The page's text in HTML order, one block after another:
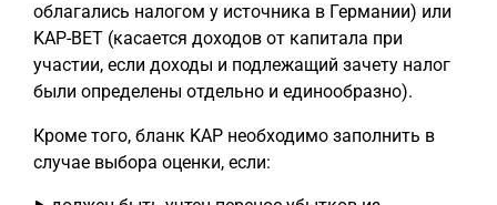
облагались налогом у источника в Германии) или
KAP-BET (касается доходов от капитала при
участии, если доходы и подлежащий зачету налог
были определены отдельно и единообразно).
Кроме того, бланк KAP необходимо заполнить в
случае выбора оценки, если: